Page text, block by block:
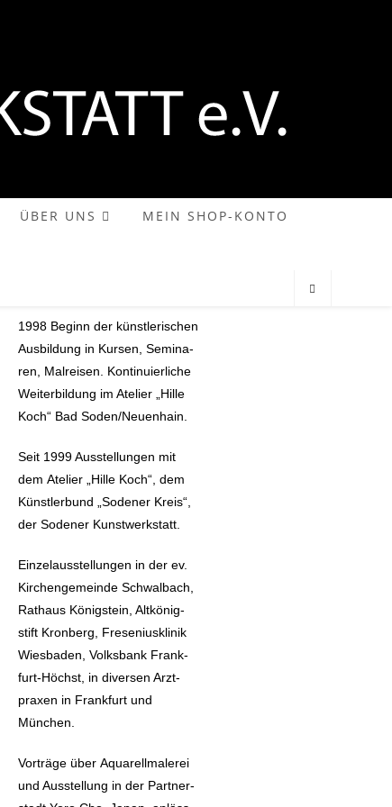
ÜBER UNS MEIN SHOP-KONTO
1998 Beginn der künst­le­ri­schen
Aus­bil­dung in Kursen, Semi­na­
ren, Mal­rei­sen. Kon­ti­nu­ier­li­che
Wei­ter­bil­dung im Ate­lier „Hille
Koch“ Bad Soden/​Neuenhain.
Seit 1999 Aus­stel­lun­gen mit
dem Ate­lier „Hille Koch“, dem
Künst­ler­bund „Sode­ner Kreis“,
der Sode­ner Kunstwerkstatt.
Ein­zel­aus­stel­lun­gen in der ev.
Kir­chen­ge­mein­de Schwal­bach,
Rat­haus König­stein, Alt­kö­nig­
stift Kron­berg, Fre­se­ni­us­kli­nik
Wies­ba­den, Volks­bank Frank­
furt-Höchst, in diver­sen Arzt­
pra­xen in Frank­furt und
München.
Vor­trä­ge über Aqua­rell­ma­le­rei
und Aus­stel­lung in der Part­ner­